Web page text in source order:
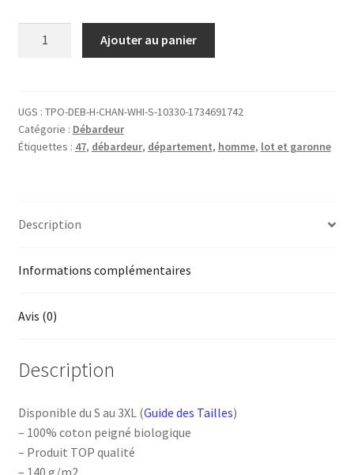
47
Lot-
et-
Ajouter au panier
UGS : TPO-DEB-H-CHAN-WHI-S-10330-1734691742
Catégorie : Débardeur
Étiquettes : 47, débardeur, département, homme, lot et garonne
Description
Informations complémentaires
Avis (0)
Description
Disponible du S au 3XL (Guide des Tailles)
– 100% coton peigné biologique
– Produit TOP qualité
– 140 g/m2